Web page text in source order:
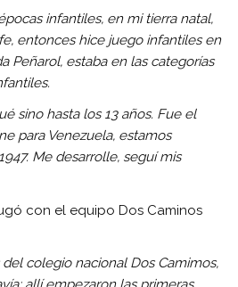
infantiles, en mi tierra natal,
entonces hice juego infantiles en
Peñarol, estaba en las categorías
sino hasta los 13 años. Fue el
para Venezuela, estamos
Me desarrolle, seguí mis
con el equipo Dos Caminos
colegio nacional Dos Camimos,